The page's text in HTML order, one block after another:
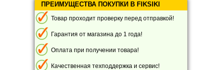
ПРЕИМУЩЕСТВА ПОКУПКИ В FIKSIKI
Товар проходит проверку перед отправкой!
Гарантия от магазина до 1 года!
Оплата при получении товара!
Качественная техподдержка и сервис!